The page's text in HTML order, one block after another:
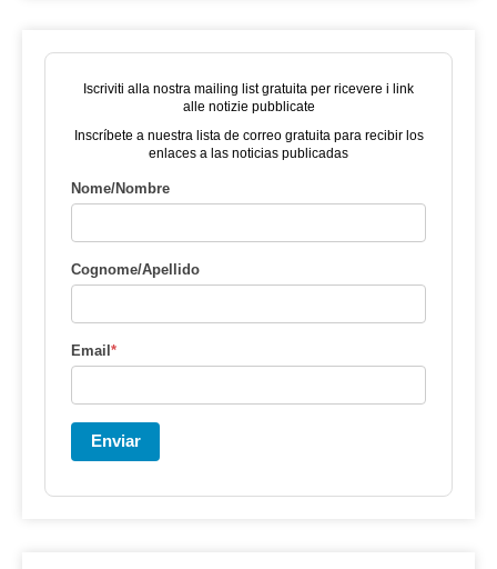
Iscriviti alla nostra mailing list gratuita per ricevere i link
alle notizie pubblicate
Inscríbete a nuestra lista de correo gratuita para recibir los
enlaces a las noticias publicadas
Nome/Nombre
Cognome/Apellido
Email*
Enviar